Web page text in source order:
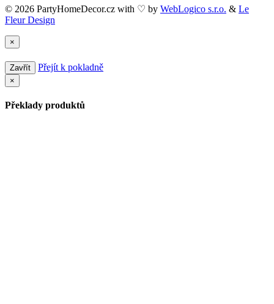
© 2026 PartyHomeDecor.cz with ♡ by WebLogico s.r.o. & Le
Fleur Design
×
Zavřít Přejít k pokladně
×
Překlady produktů